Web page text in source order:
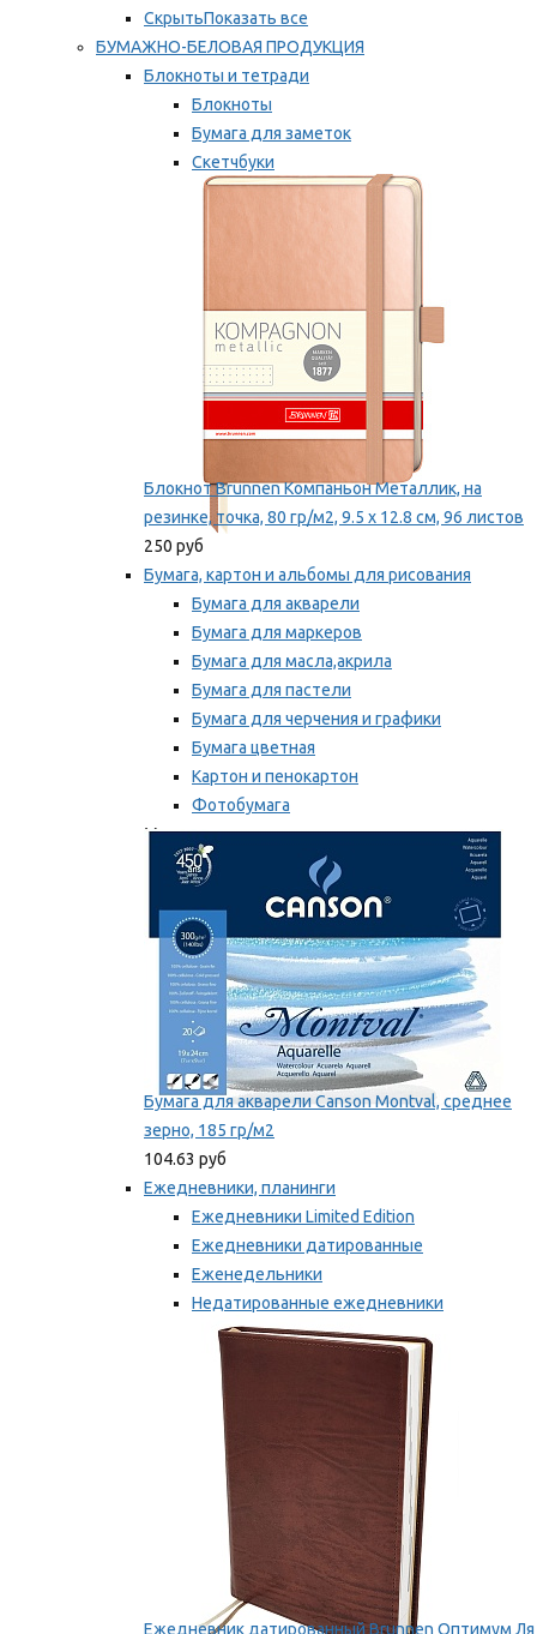
СкрытьПоказать все
БУМАЖНО-БЕЛОВАЯ ПРОДУКЦИЯ
Блокноты и тетради
Блокноты
Бумага для заметок
Скетчбуки
Тетради
Блокнот Brunnen Компаньон Металлик, на
резинке, точка, 80 гр/м2, 9.5 х 12.8 см, 96 листов
250 руб
Бумага, картон и альбомы для рисования
Бумага для акварели
Бумага для маркеров
Бумага для масла,акрила
Бумага для пастели
Бумага для черчения и графики
Бумага цветная
Картон и пенокартон
Фотобумага
Мы рекомендуем
Бумага для акварели Canson Montval, среднее
зерно, 185 гр/м2
104.63 руб
Ежедневники, планинги
Ежедневники Limited Edition
Ежедневники датированные
Еженедельники
Недатированные ежедневники
Планинги
Мы рекомендуем
Ежедневник датированный Brunnen Оптимум Ля